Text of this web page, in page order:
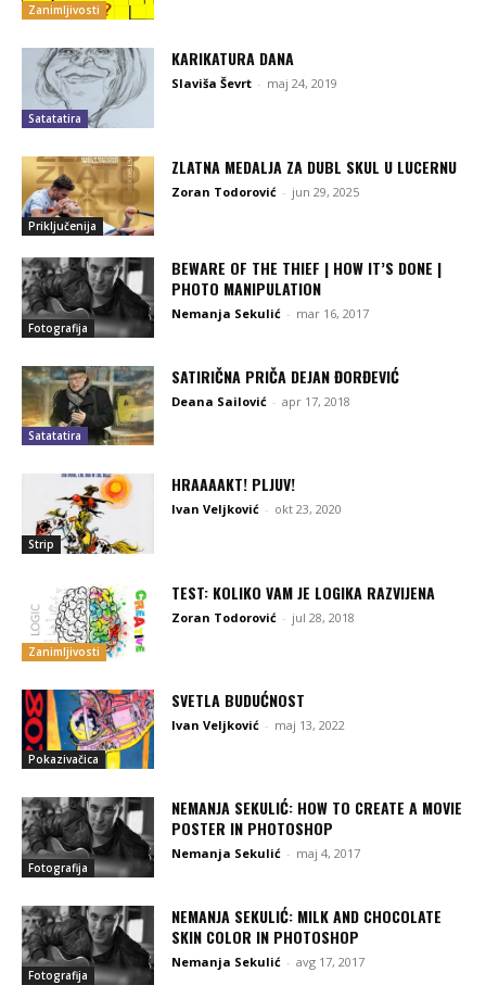
Zanimljivosti
Satatatira
KARIKATURA DANA
Slaviša Ševrt - maj 24, 2019
Priključenija
ZLATNA MEDALJA ZA DUBL SKUL U LUCERNU
Zoran Todorović - jun 29, 2025
Fotografija
BEWARE OF THE THIEF | HOW IT’S DONE |
PHOTO MANIPULATION
Nemanja Sekulić - mar 16, 2017
Satatatira
SATIRIČNA PRIČA DEJAN ĐORĐEVIĆ
Deana Sailović - apr 17, 2018
Strip
HRAAAAKT! PLJUV!
Ivan Veljković - okt 23, 2020
Zanimljivosti
TEST: KOLIKO VAM JE LOGIKA RAZVIJENA
Zoran Todorović - jul 28, 2018
Pokazivačica
SVETLA BUDUĆNOST
Ivan Veljković - maj 13, 2022
Fotografija
NEMANJA SEKULIĆ: HOW TO CREATE A MOVIE
POSTER IN PHOTOSHOP
Nemanja Sekulić - maj 4, 2017
Fotografija
NEMANJA SEKULIĆ: MILK AND CHOCOLATE
SKIN COLOR IN PHOTOSHOP
Nemanja Sekulić - avg 17, 2017